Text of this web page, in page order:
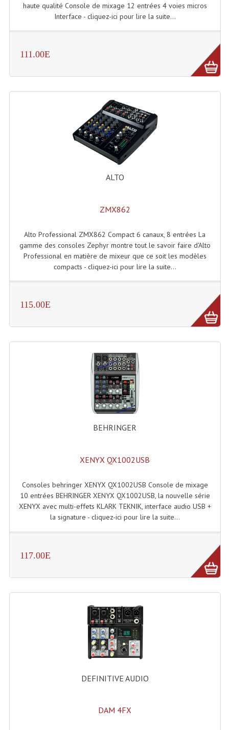
Projecteurs Leds
Projecteurs Cycliodes
Projecteurs Découpes
Projecteurs Par : 16 À 64 Et Autres
Projecteurs Poursuite
Projecteurs Théatre: Plan Convexe Fresnel
Stroboscopes
Câbles, Connectiques.
Câble Multi-Paires Audio
Câbles Enceintes
Connectiques, Prises Etc...
Adaptateurs Audio
Divers Bricolage
Membrannes De Haut Parleurs
Pieces Détachées Sav
Amplificateurs (L 100v)
Enceintes Murales (Ligne 100V 16 - 8 Ohm)
Hp À Chambre De Compression
Lecteurs Mp3 Et CDs Sources
Microphone PA & Micro Pupitre
haute qualité Console de mixage 12 entrées 4 voies micros
Interface - cliquez-ici pour lire la suite...
111.00E
ALTO
ZMX862
Alto Professional ZMX862 Compact 6 canaux, 8 entrées La
gamme des consoles Zephyr montre tout le savoir faire d'Alto
Professional en matière de mixeur que ce soit les modèles
compacts - cliquez-ici pour lire la suite...
115.00E
BEHRINGER
XENYX QX1002USB
Consoles behringer XENYX QX1002USB Console de mixage
10 entrées BEHRINGER XENYX QX1002USB, la nouvelle série
XENYX avec multi-effets KLARK TEKNIK, interface audio USB +
la signature - cliquez-ici pour lire la suite...
117.00E
DEFINITIVE AUDIO
DAM 4FX